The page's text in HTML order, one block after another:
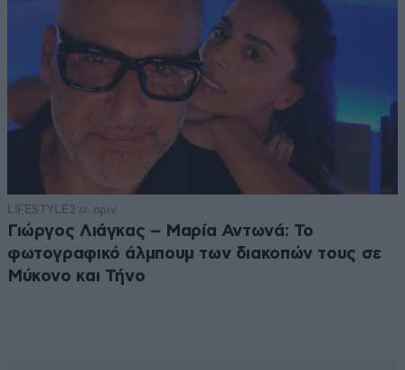
LIFESTYLE2 ω. πριν
Γιώργος Λιάγκας – Μαρία Αντωνά: Το
φωτογραφικό άλμπουμ των διακοπών τους σε
Μύκονο και Τήνο